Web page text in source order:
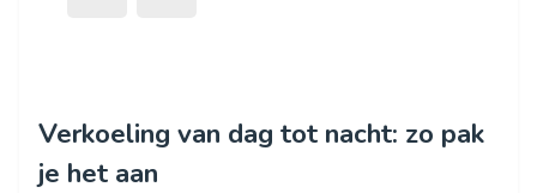
Verkoeling van dag tot nacht: zo pak
je het aan